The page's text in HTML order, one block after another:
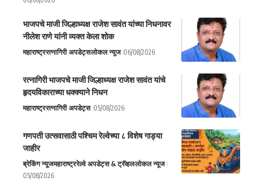
भाजपचे माजी जिल्हाध्यक्ष राजेश सावंत यांच्या निधनावर
नीलेश राणे यांनी व्यक्त केला शोक
महाराष्ट्ररत्नागिरी अपडेट्सलोकल न्यूज 06/08/2026
रत्नागिरी भाजपचे माजी जिल्हाध्यक्ष राजेश सावंत यांचे
हृदयविकाराच्या धक्क्याने निधन
महाराष्ट्ररत्नागिरी अपडेट्स 05/08/2026
गणपती उत्सवासाठी पश्चिम रेल्वेच्या ८ विशेष गाड्या
जाहीर
ब्रेकिंग न्यूजमहाराष्ट्ररेल्वे अपडेट्स & ट्रॅव्हललोकल न्यूज
05/08/2026